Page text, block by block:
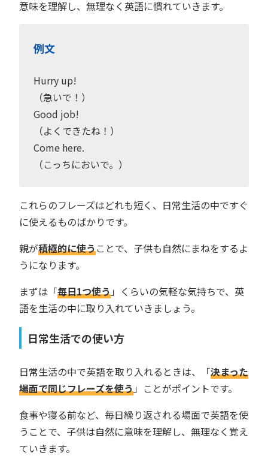
意味を理解し、無理なく英語に慣れていきます。
例文
Hurry up!
（急いで！）
Good job!
（よくできたね！）
Come here.
（こっちにおいで。）
これらのフレーズはどれも短く、日常生活の中ですぐ
に使えるものばかりです。
親が積極的に使うことで、子供も自然にまねをするよ
うになります。
まずは「毎日1つ使う」くらいの気軽な気持ちで、英
語を生活の中に取り入れていきましょう。
日常生活での使い方
日常生活の中で英語を取り入れるときは、「決まった
場面で同じフレーズを使う」ことがポイントです。
食事や寝る前など、毎日繰り返される場面で英語を使
うことで、子供は自然に意味を理解し、無理なく覚え
ていきます。